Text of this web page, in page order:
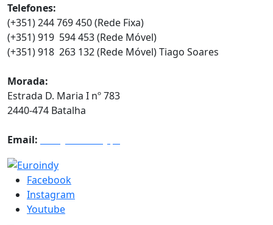
Telefones:
(+351) 244 769 450 (Rede Fixa)
(+351) 919 594 453 (Rede Móvel)
(+351) 918 263 132 (Rede Móvel) Tiago Soares
Morada:
Estrada D. Maria I nº 783
2440-474 Batalha
Email:
Facebook
Instagram
Youtube